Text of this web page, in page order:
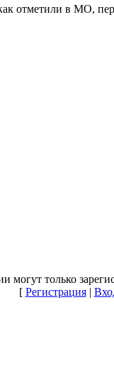
отметили в МО,
могут только
[ Регистрация|